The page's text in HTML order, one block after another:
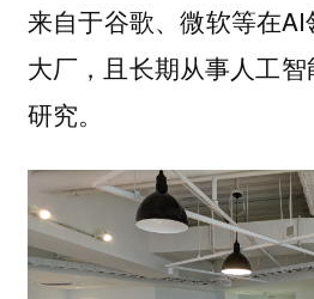
来自于谷歌、微软等在
大厂，且长期从事人工
研究。